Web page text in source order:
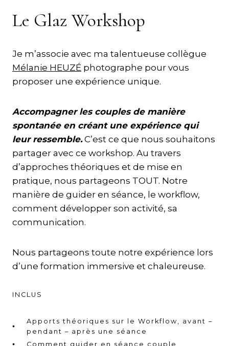
Le Glaz Workshop
Je m’associe avec ma talentueuse collègue
Mélanie HEUZÉ photographe pour vous
proposer une expérience unique.
Accompagner les couples de manière
spontanée en créant une expérience qui
leur ressemble. C’est ce que nous souhaitons
partager avec ce workshop. Au travers
d’approches théoriques et de mise en
pratique, nous partageons TOUT. Notre
manière de guider en séance, le workflow,
comment développer son activité, sa
communication.
Nous partageons toute notre expérience lors
d’une formation immersive et chaleureuse.
INCLUS
Apports théoriques sur le Workflow, avant –
pendant – après une séance
Comment guider en séance couple